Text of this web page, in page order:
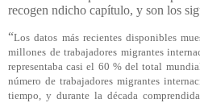
recogen ndicho capítulo, y son los
“Los datos más recientes disponibles
millones de trabajadores migrantes
representaba casi el 60 % del total
número de trabajadores migrantes
tiempo, y durante la década